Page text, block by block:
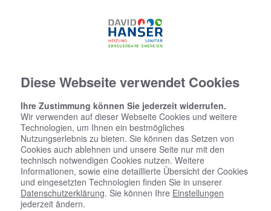
07634 - 5537774
Diese Webseite verwendet Cookies
Ihre Zustimmung können Sie jederzeit widerrufen.
Wir verwenden auf dieser Webseite Cookies und weitere
Technologien, um Ihnen ein bestmögliches
Nutzungserlebnis zu bieten. Sie können das Setzen von
Cookies auch ablehnen und unsere Seite nur mit den
technisch notwendigen Cookies nutzen. Weitere
Informationen, sowie eine detaillierte Übersicht der Cookies
und eingesetzten Technologien finden Sie in unserer
Datenschutzerklärung. Sie können Ihre Einstellungen
jederzeit ändern.